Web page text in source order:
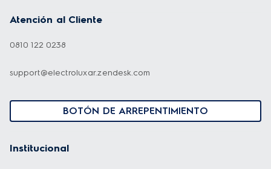
Atención al Cliente
0810 122 0238
support@electroluxar.zendesk.com
BOTÓN DE ARREPENTIMIENTO
Institucional